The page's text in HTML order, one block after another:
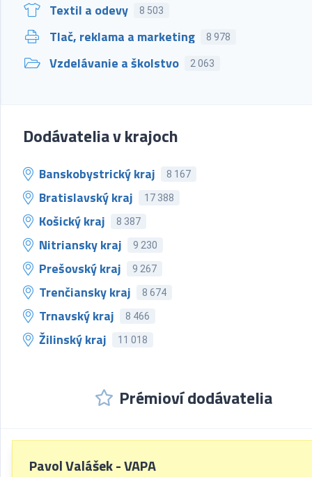
Textil a odevy 8 503
Tlač, reklama a marketing 8 978
Vzdelávanie a školstvo 2 063
Dodávatelia v krajoch
Banskobystrický kraj 8 167
Bratislavský kraj 17 388
Košický kraj 8 387
Nitriansky kraj 9 230
Prešovský kraj 9 267
Trenčiansky kraj 8 674
Trnavský kraj 8 466
Žilinský kraj 11 018
Prémioví dodávatelia
Pavol Valášek - VAPA